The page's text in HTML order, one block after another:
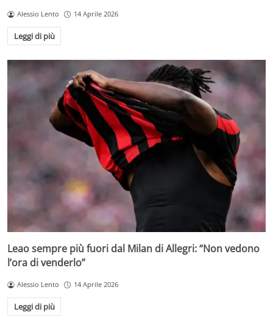
Alessio Lento 14 Aprile 2026
Leggi di più
Leao sempre più fuori dal Milan di Allegri: “Non vedono
l’ora di venderlo”
Alessio Lento 14 Aprile 2026
Leggi di più